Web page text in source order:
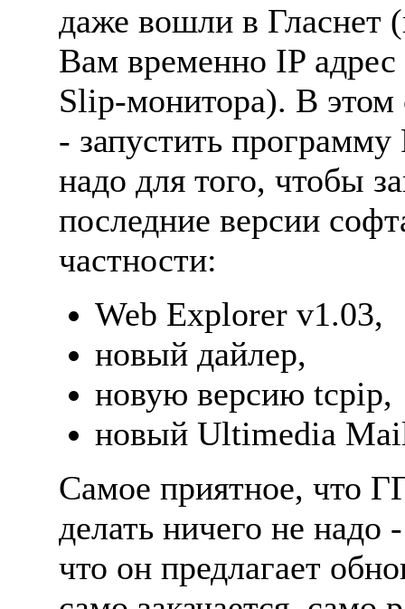
даже вошли в Гласнет
Вам временно IP адрес
Slip-монитора). В этом
- запустить
надо для того, чтобы
последние версии
частности:
Web Explorer v1.03,
новый дайлер,
новую версию tcpip,
новый Ultimedia
Самое приятное, что
делать ничего не надо
что он предлагает